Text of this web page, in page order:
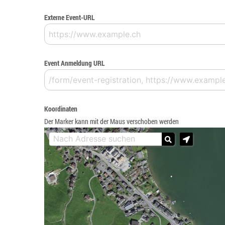
Externe Event-URL
Event Anmeldung URL
Koordinaten
Der Marker kann mit der Maus verschoben werden